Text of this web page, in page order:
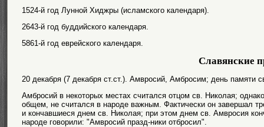
1524-й год Лунной Хиджры (исламского календаря).
2643-й год буддийского календаря.
5861-й год еврейского календаря.
Славянские
20 декабря (7 декабря ст.ст.). Амвросий, Амбросим; день памяти
Амбросий в некоторых местах считался отцом св. Николая;
общем, не считался в народе важным. Фактически он завершал
и кончавшиеся днем св. Николая; при этом днем св. Амвросия
народе говорили: "Амвросий празд-ники отбросил".